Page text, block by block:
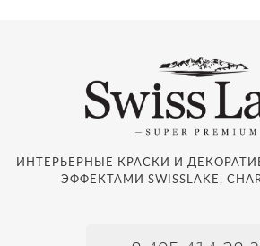
ИНТЕРЬЕРНЫЕ КРАСКИ И
ЭФФЕКТАМИ SWISSLAKE,